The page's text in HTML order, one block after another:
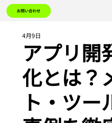
お問い合わせ
アプリ開
化とは？
ト・ツー
4月9日